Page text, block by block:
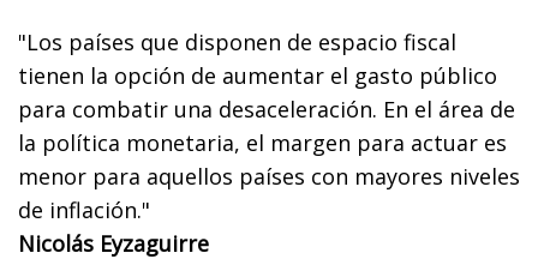
"Los países que disponen de espacio fiscal
tienen la opción de aumentar el gasto público
para combatir una desaceleración. En el área de
la política monetaria, el margen para actuar es
menor para aquellos países con mayores niveles
de inflación."
Nicolás Eyzaguirre